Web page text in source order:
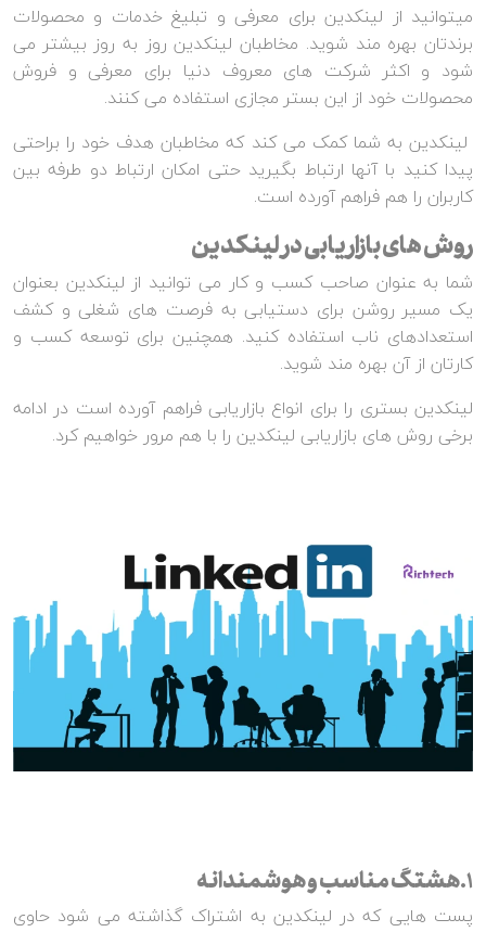
میتوانید از لینکدین برای معرفی و تبلیغ خدمات و محصولات
برندتان بهره مند شوید. مخاطبان لینکدین روز به روز بیشتر می
شود و اکثر شرکت های معروف دنیا برای معرفی و فروش
محصولات خود از این بستر مجازی استفاده می کنند.
لینکدین به شما کمک می کند که مخاطبان هدف خود را براحتی
پیدا کنید با آنها ارتباط بگیرید حتی امکان ارتباط دو طرفه بین
کاربران را هم فراهم آورده است.
روش های بازاریابی در لینکدین
شما به عنوان صاحب کسب و کار می توانید از لینکدین بعنوان
یک مسیر روشن برای دستیابی به فرصت های شغلی و کشف
استعدادهای ناب استفاده کنید. همچنین برای توسعه کسب و
کارتان از آن بهره مند شوید.
لینکدین بستری را برای انواع بازاریابی فراهم آورده است در ادامه
برخی روش های بازاریابی لینکدین را با هم مرور خواهیم کرد.
1.هشتگ مناسب و هوشمندانه
پست هایی که در لینکدین به اشتراک گذاشته می شود حاوی